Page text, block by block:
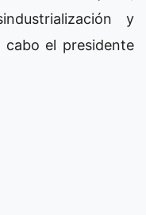
y
el presidente